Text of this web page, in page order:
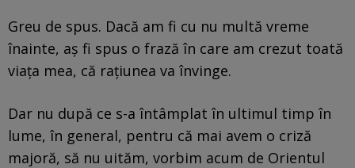
Greu de spus. Dacă am fi cu nu multă vreme
înainte, aș fi spus o frază în care am crezut toată
viața mea, că rațiunea va învinge.
Dar nu după ce s-a întâmplat în ultimul timp în
lume, în general, pentru că mai avem o criză
majoră, să nu uităm, vorbim acum de Orientul